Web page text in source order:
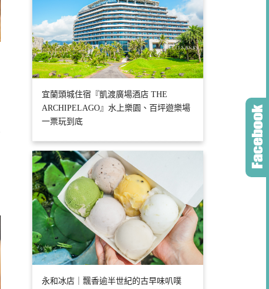
宜蘭頭城住宿『凱渡廣場酒店 THE
ARCHIPELAGO』水上樂園、百坪遊樂場
一票玩到底
永和冰店｜飄香逾半世紀的古早味叭噗